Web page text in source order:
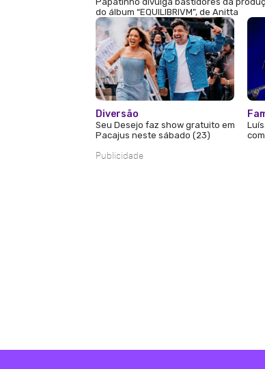
do álbum “EQUILIBRIVM”, de Anitta
Diversão
Seu Desejo faz show gratuito em
Pacajus neste sábado (23)
Publicidade